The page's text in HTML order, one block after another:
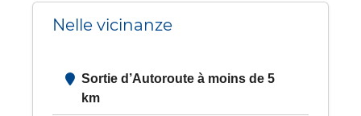
Nelle vicinanze
Sortie d’Autoroute à moins de 5
km